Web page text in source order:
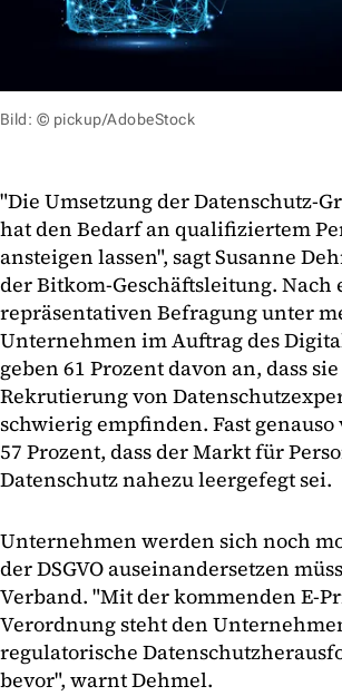
Bild: © pickup/AdobeStock
"Die Umsetzung der Datenschutz-
hat den Bedarf an qualifiziertem
ansteigen lassen", sagt Susanne
der Bitkom-Geschäftsleitung. Nach
repräsentativen Befragung unter
Unternehmen im Auftrag des
geben 61 Prozent davon an, dass
Rekrutierung von
schwierig empfinden. Fast
57 Prozent, dass der Markt für
Datenschutz nahezu leergefegt sei.
Unternehmen werden sich noch
der DSGVO auseinandersetzen
Verband. "Mit der kommenden E-
Verordnung steht den
regulatorische
bevor", warnt Dehmel.